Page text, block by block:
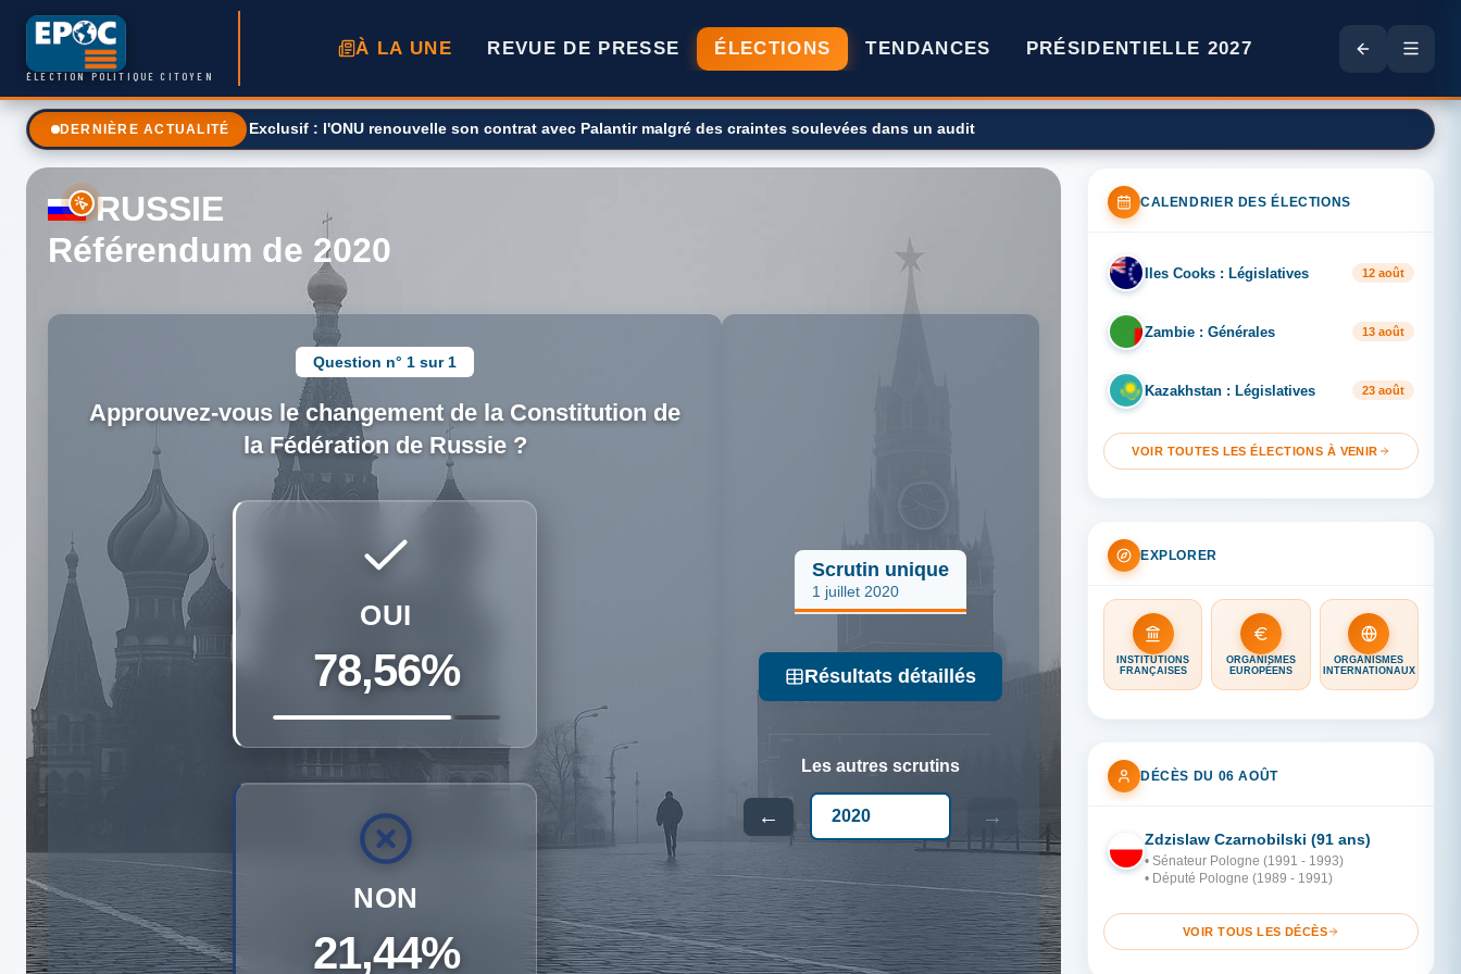
ÉLECTION POLITIQUE CITOYEN
À LA UNE REVUE DE PRESSE ÉLECTIONS TENDANCES PRÉSIDENTIELLE 2027
DERNIÈRE ACTUALITÉ Exclusif : l'ONU renouvelle son contrat avec Palantir malgré des craintes soulevées dans un audit
RUSSIE
Référendum de 2020
Question n° 1 sur 1
Approuvez-vous le changement de la Constitution de
la Fédération de Russie ?
OUI
78,56%
NON
21,44%
Scrutin unique
1 juillet 2020
Résultats détaillés
Les autres scrutins
← →
CALENDRIER DES ÉLECTIONS
IL Iles Cooks : Législatives 12 août
ZA Zambie : Générales 13 août
KA Kazakhstan : Législatives 23 août
VOIR TOUTES LES ÉLECTIONS À VENIR
EXPLORER
INSTITUTIONS
FRANÇAISES
ORGANISMES
EUROPÉENS
ORGANISMES
INTERNATIONAUX
DÉCÈS DU 06 AOÛT
PO
Zdzislaw Czarnobilski (91 ans)
• Sénateur Pologne (1991 - 1993)
• Député Pologne (1989 - 1991)
VOIR TOUS LES DÉCÈS